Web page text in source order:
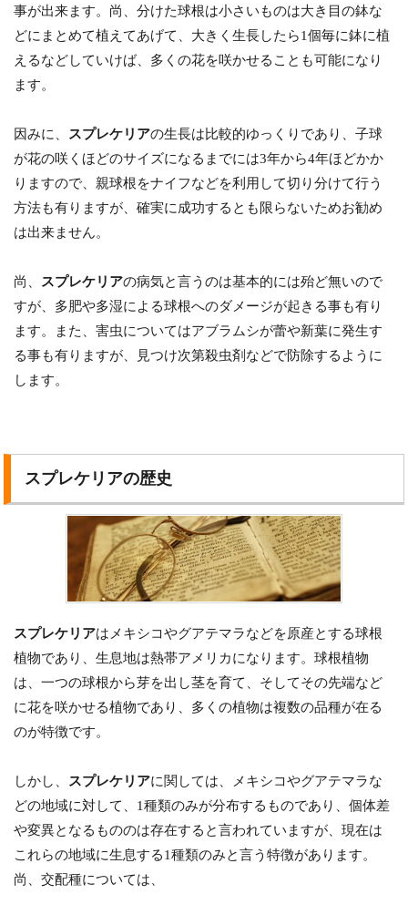
事が出来ます。尚、分けた球根は小さいものは大き目の鉢な
どにまとめて植えてあげて、大きく生長したら1個毎に鉢に植
えるなどしていけば、多くの花を咲かせることも可能になり
ます。
因みに、 スプレケリアの生長は比較的ゆっくりであり、子球
が花の咲くほどのサイズになるまでには3年から4年ほどかか
りますので、親球根をナイフなどを利用して切り分けて行う
方法も有りますが、確実に成功するとも限らないためお勧め
は出来ません。
尚、 スプレケリアの病気と言うのは基本的には殆ど無いので
すが、多肥や多湿による球根へのダメージが起きる事も有り
ます。また、害虫についてはアブラムシが蕾や新葉に発生す
る事も有りますが、見つけ次第殺虫剤などで防除するように
します。
スプレケリアの歴史
スプレケリアはメキシコやグアテマラなどを原産とする球根
植物であり、生息地は熱帯アメリカになります。球根植物
は、一つの球根から芽を出し茎を育て、そしてその先端など
に花を咲かせる植物であり、多くの植物は複数の品種が在る
のが特徴です。
しかし、 スプレケリアに関しては、メキシコやグアテマラな
どの地域に対して、1種類のみが分布するものであり、個体差
や変異となるもののは存在すると言われていますが、現在は
これらの地域に生息する1種類のみと言う特徴があります。
尚、交配種については、